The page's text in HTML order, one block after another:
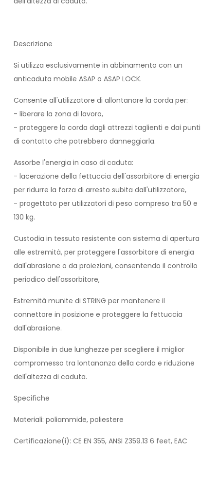
Descrizione
Si utilizza esclusivamente in abbinamento con un
anticaduta mobile ASAP o ASAP LOCK.
Consente all'utilizzatore di allontanare la corda per:
- liberare la zona di lavoro,
- proteggere la corda dagli attrezzi taglienti e dai punti
di contatto che potrebbero danneggiarla.
Assorbe l'energia in caso di caduta:
- lacerazione della fettuccia dell'assorbitore di energia
per ridurre la forza di arresto subita dall'utilizzatore,
- progettato per utilizzatori di peso compreso tra 50 e
130 kg.
Custodia in tessuto resistente con sistema di apertura
alle estremità, per proteggere l'assorbitore di energia
dall'abrasione o da proiezioni, consentendo il controllo
periodico dell'assorbitore,
Estremità munite di STRING per mantenere il
connettore in posizione e proteggere la fettuccia
dall'abrasione.
Disponibile in due lunghezze per scegliere il miglior
compromesso tra lontananza della corda e riduzione
dell'altezza di caduta.
Specifiche
Materiali: poliammide, poliestere
Certificazione(i): CE EN 355, ANSI Z359.13 6 feet, EAC